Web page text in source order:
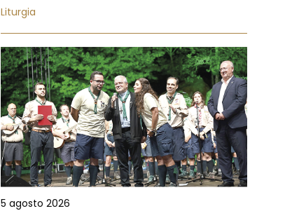
Liturgia
5 agosto 2026